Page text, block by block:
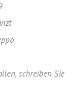
schreiben